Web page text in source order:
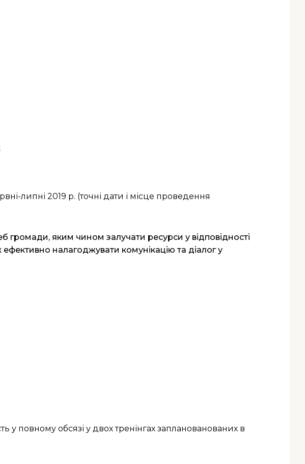
липні 2019 р. (точні дати і місце проведення
громади, яким чином залучати ресурси у відповідності
налагоджувати комунікацію та діалог у
у повному обсязі у двох тренінгах запланованованих в